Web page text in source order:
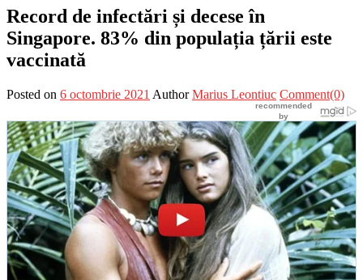
Record de infectări și decese în
Singapore. 83% din populația țării este
vaccinată
Posted on 6 octombrie 2021 Author Marius Leontiuc Comment(0)